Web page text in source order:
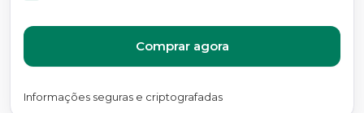
Comprar agora
Informações seguras e criptografadas